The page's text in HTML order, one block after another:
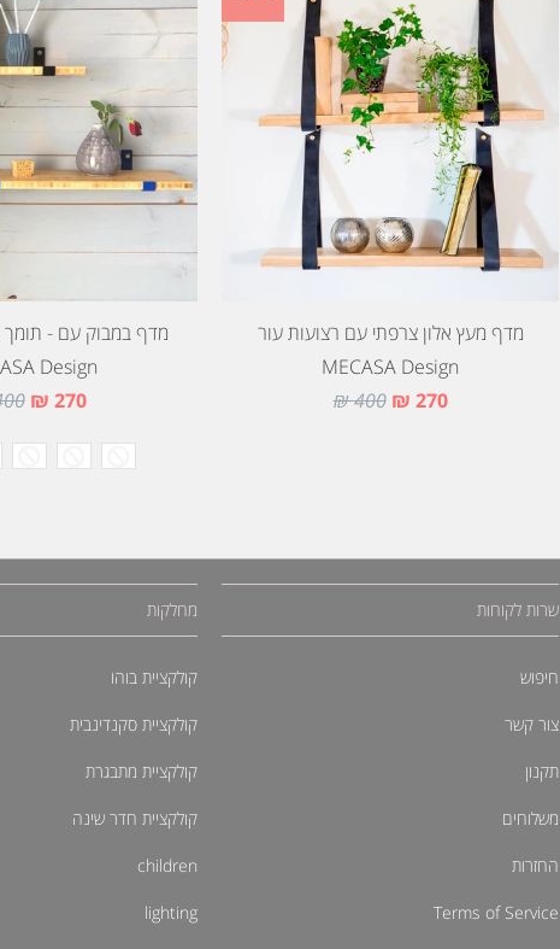
מדף במבוק עם - תומך
Design
270 ₪
₪
מדף מעץ אלון צרפתי עם רצועות עור
MECASA Design
270 ₪
400 ₪
מחלקות
קולקציית בוהו
קולקציית סקנדינבית
קולקציית מתבגרת
קולקציית חדר שינה
children
lighting
שרות לקוחות
חיפוש
צור קשר
תקנון
משלוחים
החזרות
Terms of Service